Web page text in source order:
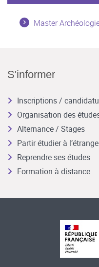
Master
S'informer
Inscriptions /
Organisation des
Alternance / Stages
Partir étudier à
Reprendre ses études
Formation à distance